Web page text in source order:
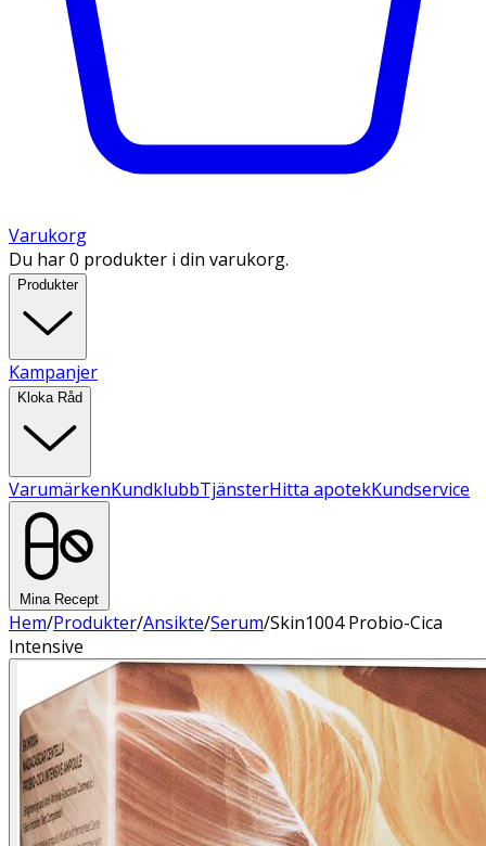
Varukorg
Du har 0 produkter i din varukorg.
Produkter
Kampanjer
Kloka Råd
VarumärkenKundklubbTjänsterHitta apotekKundservice
Mina Recept
Hem/Produkter/Ansikte/Serum/Skin1004 Probio-Cica
Intensive